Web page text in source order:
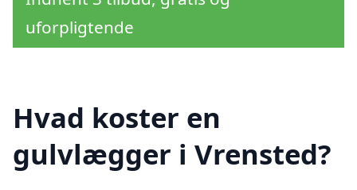
uforpligtende
Hvad koster en
gulvlægger i Vrensted?